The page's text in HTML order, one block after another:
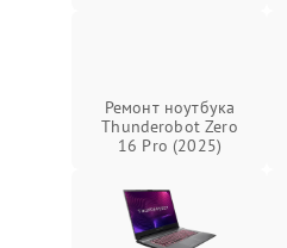
Ремонт ноутбука
Thunderobot Zero
16 Pro (2025)